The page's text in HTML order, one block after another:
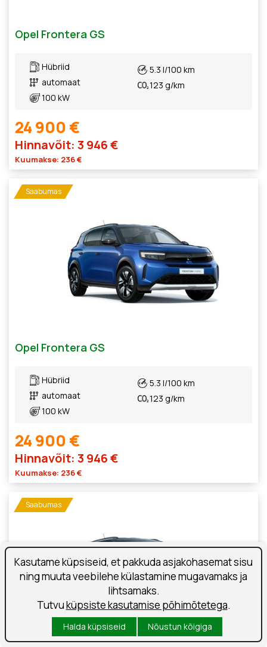
Opel Frontera GS
Hübriid
automaat
100 kW
5.3 l/100 km
123 g/km
24 900 €
Hinnavõit: 3 946 €
Kuumakse: 236 €
Saabumas
Opel Frontera GS
Hübriid
automaat
100 kW
5.3 l/100 km
123 g/km
24 900 €
Hinnavõit: 3 946 €
Kuumakse: 236 €
Saabumas
Kasutame küpsiseid, et pakkuda asjakohasemat sisu
ning muuta veebilehe külastamine mugavamaks ja
lihtsamaks.
Tutvuküpsiste kasutamise põhimõtetega.
Halda küpsiseid Nõustun kõigiga